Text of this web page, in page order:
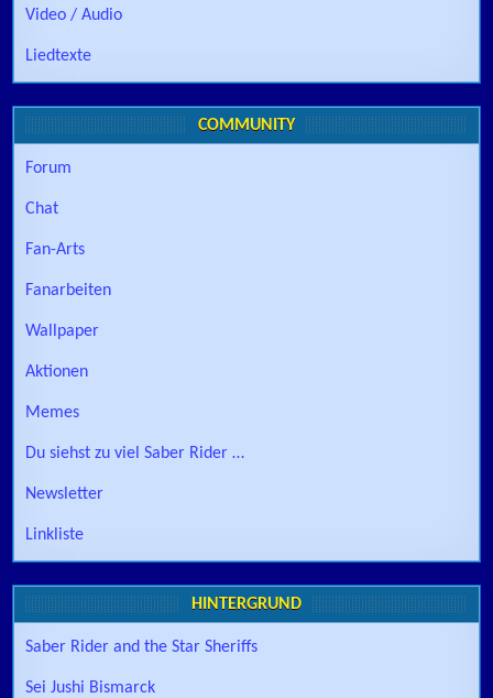
Video / Audio
Liedtexte
COMMUNITY
Forum
Chat
Fan-Arts
Fanarbeiten
Wallpaper
Aktionen
Memes
Du siehst zu viel Saber Rider …
Newsletter
Linkliste
HINTERGRUND
Saber Rider and the Star Sheriffs
Sei Jushi Bismarck